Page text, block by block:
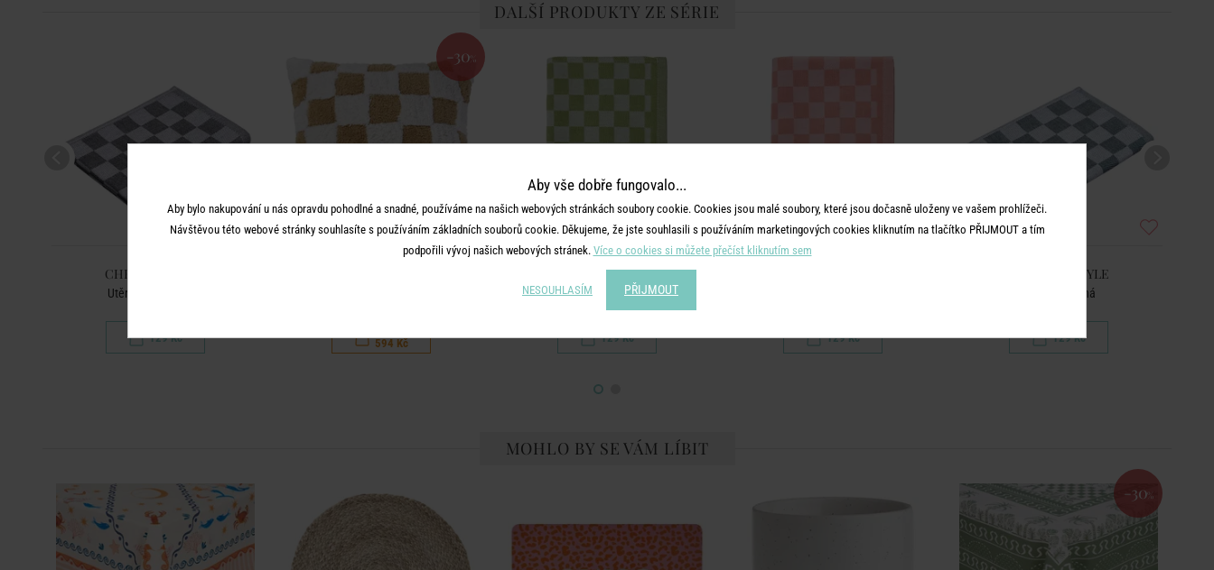
DALŠÍ PRODUKTY ZE SÉRIE
CHECKER STYLE
Utěrka - antracitová
129 Kč
-30%
594 Kč
CHECKER STYLE
Utěrka - sv. zelená
129 Kč 129 Kč
CHECKER STYLE
Utěrka - zelená
129 Kč
MOHLO BY SE VÁM LÍBIT
-30%
Aby vše dobře fungovalo...
Aby bylo nakupování u nás opravdu pohodlné a snadné, používáme na našich webových stránkách soubory cookie. Cookies jsou malé soubory, které jsou dočasně uloženy ve vašem prohlížeči.
Návštěvou této webové stránky souhlasíte s používáním základních souborů cookie. Děkujeme, že jste souhlasili s používáním marketingových cookies kliknutím na tlačítko PŘIJMOUT a tím
podpořili vývoj našich webových stránek. Více o cookies si můžete přečíst kliknutím sem
NESOUHLASÍM PŘIJMOUT